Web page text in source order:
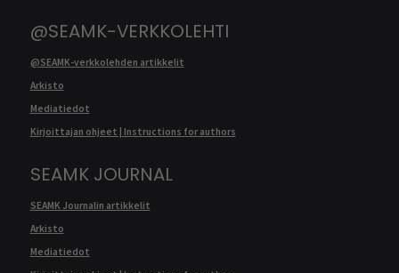
@SEAMK-VERKKOLEHTI
@SEAMK-verkkolehden artikkelit
Arkisto
Mediatiedot
Kirjoittajan ohjeet | Instructions for authors
SEAMK JOURNAL
SEAMK Journalin artikkelit
Arkisto
Mediatiedot